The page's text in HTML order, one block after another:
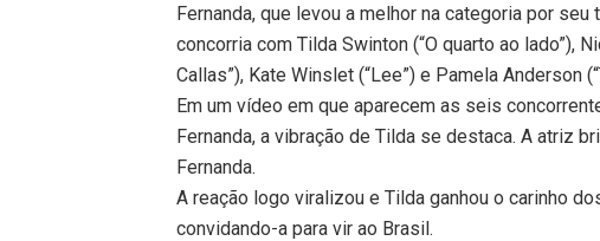
Fernanda, que levou a melhor na categoria por seu
concorria com Tilda Swinton (“O quarto ao lado”),
Callas”), Kate Winslet (“Lee”) e Pamela Anderson
Em um vídeo em que aparecem as seis
Fernanda, a vibração de Tilda se destaca. A atriz
Fernanda.
A reação logo viralizou e Tilda ganhou o carinho
convidando-a para vir ao Brasil.